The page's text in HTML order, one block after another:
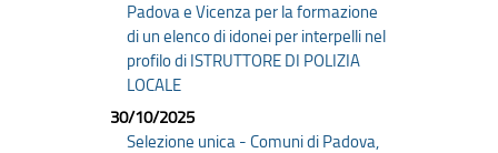
Padova e Vicenza per la formazione
di un elenco di idonei per interpelli nel
profilo di ISTRUTTORE DI POLIZIA
LOCALE
30/10/2025
Selezione unica - Comuni di Padova,